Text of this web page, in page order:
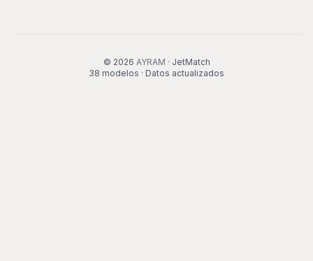
© 2026 AYRAM · JetMatch
38 modelos · Datos actualizados